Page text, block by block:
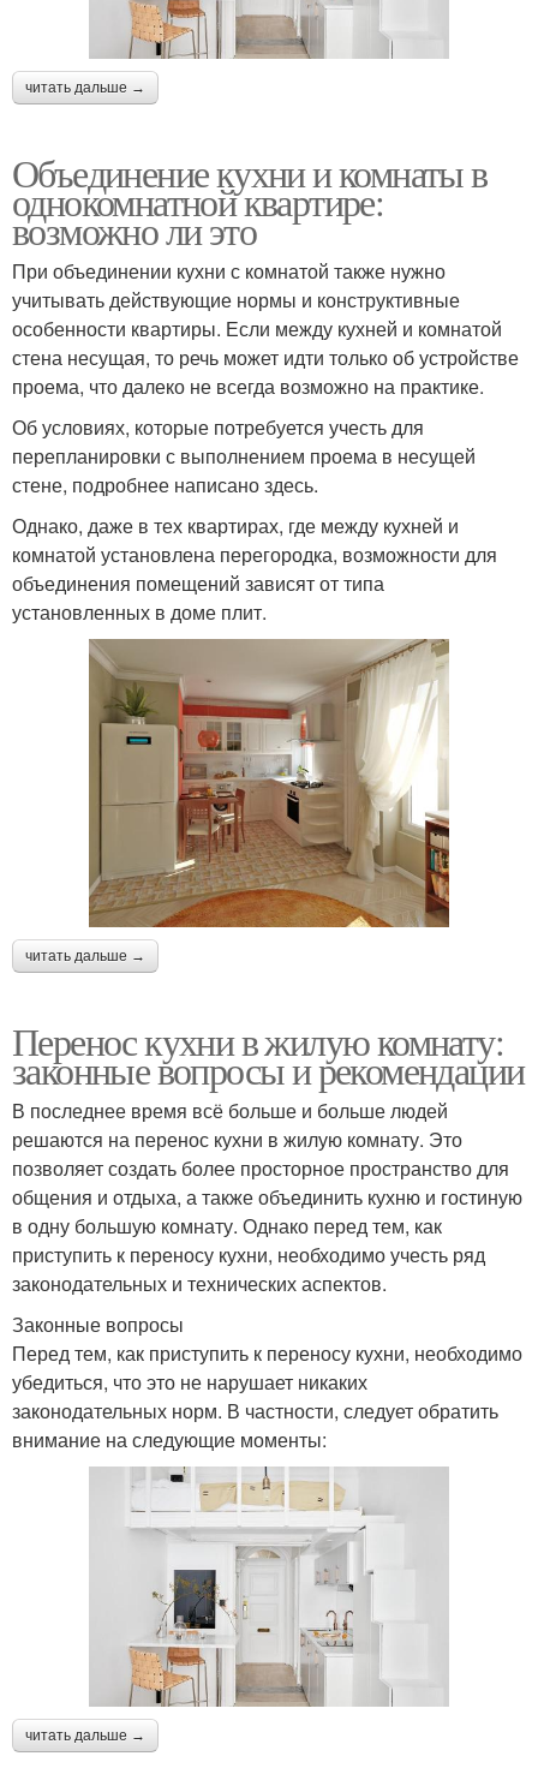
читать дальше →
Объединение кухни и комнаты в
однокомнатной квартире:
возможно ли это
При объединении кухни с комнатой также нужно
учитывать действующие нормы и конструктивные
особенности квартиры. Если между кухней и комнатой
стена несущая, то речь может идти только об устройстве
проема, что далеко не всегда возможно на практике.
Об условиях, которые потребуется учесть для
перепланировки с выполнением проема в несущей
стене, подробнее написано здесь.
Однако, даже в тех квартирах, где между кухней и
комнатой установлена перегородка, возможности для
объединения помещений зависят от типа
установленных в доме плит.
читать дальше →
Перенос кухни в жилую комнату:
законные вопросы и рекомендации
В последнее время всё больше и больше людей
решаются на перенос кухни в жилую комнату. Это
позволяет создать более просторное пространство для
общения и отдыха, а также объединить кухню и гостиную
в одну большую комнату. Однако перед тем, как
приступить к переносу кухни, необходимо учесть ряд
законодательных и технических аспектов.
Законные вопросы
Перед тем, как приступить к переносу кухни, необходимо
убедиться, что это не нарушает никаких
законодательных норм. В частности, следует обратить
внимание на следующие моменты:
читать дальше →